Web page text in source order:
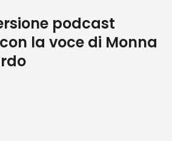
podcast
la voce di Monna